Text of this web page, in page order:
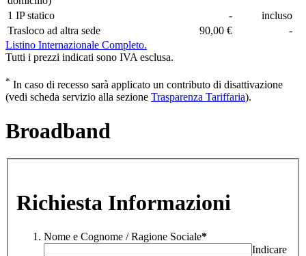
1 IP statico
-
incluso
Trasloco ad altra sede
90,00 €
-
Listino Internazionale Completo.
Tutti i prezzi indicati sono IVA esclusa.
* In caso di recesso sarà applicato un contributo di disattivazione
(vedi scheda servizio alla sezione Trasparenza Tariffaria).
Broadband
Richiesta Informazioni
Nome e Cognome / Ragione Sociale*
Indicare